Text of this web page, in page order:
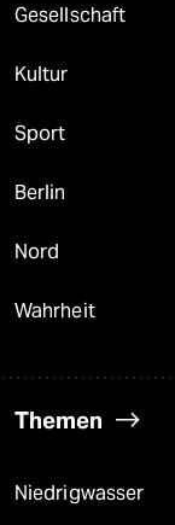
Gesellschaft
Kultur
Sport
Berlin
Nord
Wahrheit
Themen
Niedrigwasser